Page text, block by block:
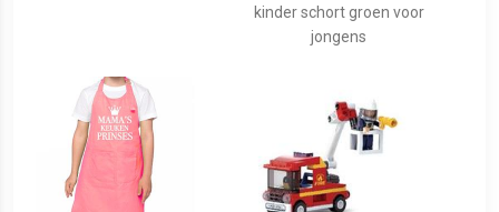
kinder schort groen voor
jongens